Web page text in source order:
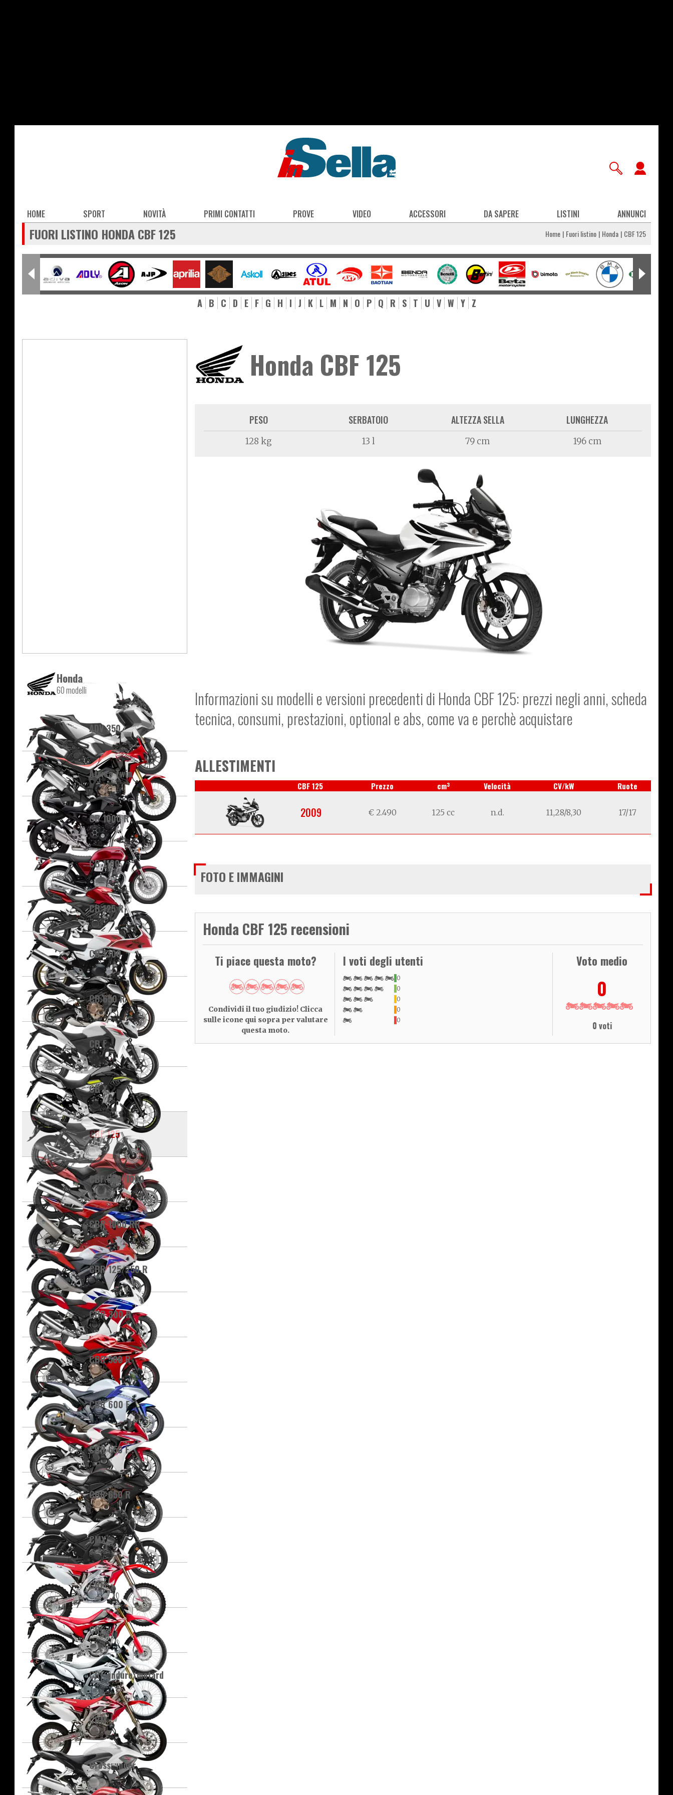
Main
navigation
HOME SPORT NOVITÀ PRIMI CONTATTI PROVE VIDEO ACCESSORI DA SAPERE LISTINI ANNUNCI
FUORI LISTINO HONDA CBF 125 Home Fuori listino Honda CBF 125
A B C D E F G H I J K L M N O P Q R S T U V W Y Z
Honda
60 modelli
ADV 350
Africa Twin
CB 1000 R
CB 1100
CB 125 R
CB 1300
CB 650 R
CB F
CB X
CBF 125
CBF 600/1000
CBR 1000 RR
CBR 125/250 R
CBR 300 R
CBR 500 R
CBR 600 F
CBR 650 F
CBR 650 R
CMX
CRE
CRF
CRF enduro/motard
CRM
Crossrunner
Honda CBF 125
PESO
128 kg
SERBATOIO
13 l
ALTEZZA SELLA
79 cm
LUNGHEZZA
196 cm
Informazioni su modelli e versioni precedenti di Honda CBF 125: prezzi negli anni, scheda
tecnica, consumi, prestazioni, optional e abs, come va e perchè acquistare
ALLESTIMENTI
CBF 125 Prezzo cm3 Velocità CV/kW Ruote
2009 € 2.490 125 cc n.d. 11,28/8,30 17/17
FOTO E IMMAGINI
Honda CBF 125 recensioni
Ti piace questa moto?
Condividi il tuo giudizio! Clicca
sulle icone qui sopra per valutare
questa moto.
I voti degli utenti
0
0
0
0
0
Voto medio
0
0 voti